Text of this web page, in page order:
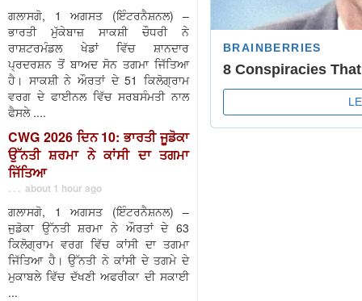
ਗਲਾਸਗੋ, 1 ਅਗਸਤ (ਇੰਟਰਨੈਸ਼ਨਲ) –
ਭਾਰਤੀ ਮੁੱਕੇਬਾਜ਼ ਸਾਕਸ਼ੀ ਚੌਧਰੀ ਨੇ
ਰਾਸ਼ਟਰਮੰਡਲ ਖੇਡਾਂ ਵਿੱਚ ਸ਼ਾਨਦਾਰ
ਪ੍ਰਦਰਸ਼ਨ ਤੋਂ ਬਾਅਦ ਸੋਨ ਤਗਮਾ ਜਿੱਤਿਆ
ਹੈ। ਸਾਕਸ਼ੀ ਨੇ ਔਰਤਾਂ ਦੇ 51 ਕਿਲੋਗ੍ਰਾਮ
ਵਰਗ ਦੇ ਫਾਈਨਲ ਵਿੱਚ ਸਰਬਸੰਮਤੀ ਨਾਲ
ਫੈਸਲੇ ....
CWG 2026 ਦਿਨ 10: ਭਾਰਤੀ ਜੂਡੋਕਾ
ਉੱਨਤੀ ਸ਼ਰਮਾ ਨੇ ਕਾਂਸੀ ਦਾ ਤਗਮਾ
ਜਿੱਤਿਆ
. . . about 1 hour ago
ਗਲਾਸਗੋ, 1 ਅਗਸਤ (ਇੰਟਰਨੈਸ਼ਨਲ) –
ਜੁਡੋਕਾ ਉੱਨਤੀ ਸ਼ਰਮਾ ਨੇ ਔਰਤਾਂ ਦੇ 63
ਕਿਲੋਗ੍ਰਾਮ ਵਰਗ ਵਿੱਚ ਕਾਂਸੀ ਦਾ ਤਗਮਾ
ਜਿੱਤਿਆ ਹੈ। ਉੱਨਤੀ ਨੇ ਕਾਂਸੀ ਦੇ ਤਗਮੇ ਦੇ
ਮੁਕਾਬਲੇ ਵਿੱਚ ਦੱਖਣੀ ਅਫਰੀਕਾ ਦੀ ਸਕਾਈ
...